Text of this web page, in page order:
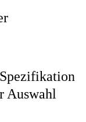
Auswahl